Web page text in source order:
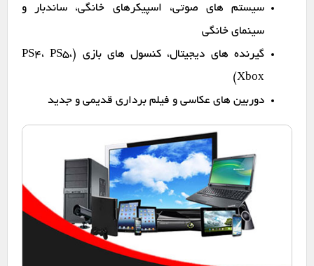
سیستم های صوتی، اسپیکرهای خانگی، ساندبار و
سینمای خانگی
گیرنده های دیجیتال، کنسول های بازی (PS4، PS5،
Xbox)
دوربین های عکاسی و فیلم برداری قدیمی و جدید